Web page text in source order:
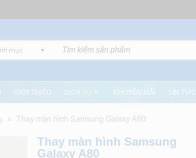
mục
GIỚI THIỆU DỊCH VỤ KHUYẾN MÃI TIN TỨC
» Thay màn hình Samsung Galaxy A80
Thay màn hình Samsung
Galaxy A80